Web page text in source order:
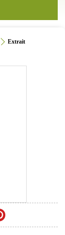
Extrait